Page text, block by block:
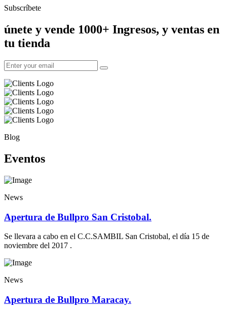
Subscríbete
únete y vende 1000+ Ingresos, y ventas en
tu tienda
Blog
Eventos
News
Apertura de Bullpro San Cristobal.
Se llevara a cabo en el C.C.SAMBIL San Cristobal, el día 15 de
noviembre del 2017 .
News
Apertura de Bullpro Maracay.